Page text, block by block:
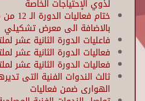
لذوي الإحتياجات الخاصة
ختام
بالاضافة الى معرض تشكيلي
فاعليات الدورة الثانية عشر
فعاليات الدورة الثانية عشر
فعاليات الدورة الثانية عشر
ثالث الندوات الفنية التى
الهوارى ضمن فعاليات